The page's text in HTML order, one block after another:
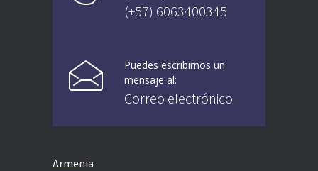
(+57) 6063400345
Puedes escribirnos un
mensaje al:
Correo electrónico
Armenia